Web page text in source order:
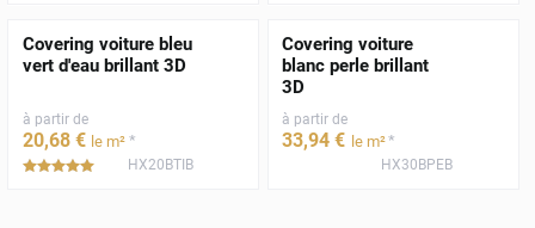
Covering voiture bleu
vert d'eau brillant 3D
à partir de
20,68 € le m² *
*****HX20BTIB
Covering voiture
blanc perle brillant
3D
à partir de
33,94 € le m²*
HX30BPEB